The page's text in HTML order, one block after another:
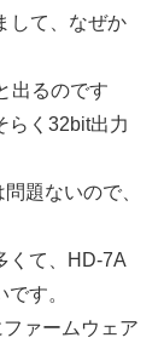
して、なぜか
出るのです
らく32bit出力
題ないので、
くて、HD-7A
す。
ァームウェア